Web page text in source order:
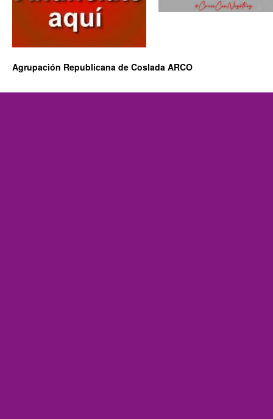
Agrupación Republicana de Coslada ARCO